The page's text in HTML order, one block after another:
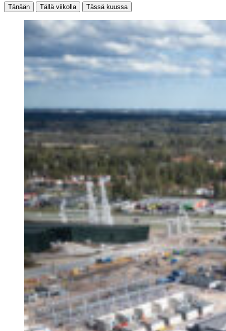
Tänään Tällä viikolla Tässä kuussa